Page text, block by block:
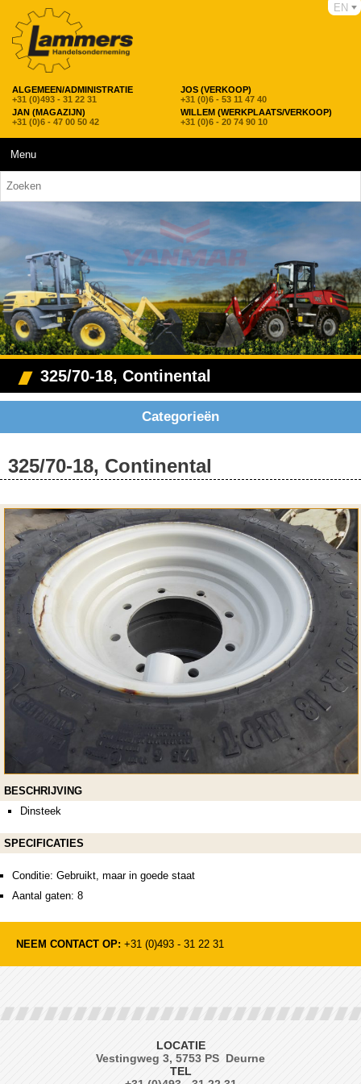
ALGEMEEN/ADMINISTRATIE
+31 (0)493 - 31 22 31
JOS (VERKOOP)
+31 (0)6 - 53 11 47 40
JAN (MAGAZIJN)
+31 (0)6 - 47 00 50 42
WILLEM (WERKPLAATS/VERKOOP)
+31 (0)6 - 20 74 90 10
EN
Menu
325/70-18, Continental
Categorieën
325/70-18, Continental
BESCHRIJVING
Dinsteek
SPECIFICATIES
Conditie: Gebruikt, maar in goede staat
Aantal gaten: 8
NEEM CONTACT OP: +31 (0)493 - 31 22 31
LOCATIE
Vestingweg 3, 5753 PS Deurne
TEL